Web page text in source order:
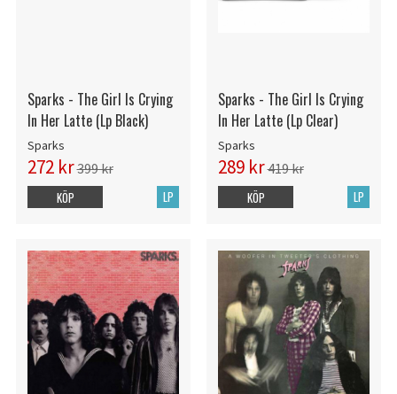
Sparks - The Girl Is Crying
In Her Latte (Lp Black)
Sparks
272 kr399 kr
LP
KÖP
Sparks - The Girl Is Crying
In Her Latte (Lp Clear)
Sparks
289 kr419 kr
LP
KÖP